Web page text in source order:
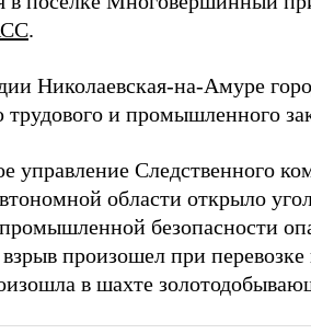
.
Николаевская-на-Амуре
и промышленного
управление Следственного
области открыло
безопасности
произошел при перевозке
в шахте